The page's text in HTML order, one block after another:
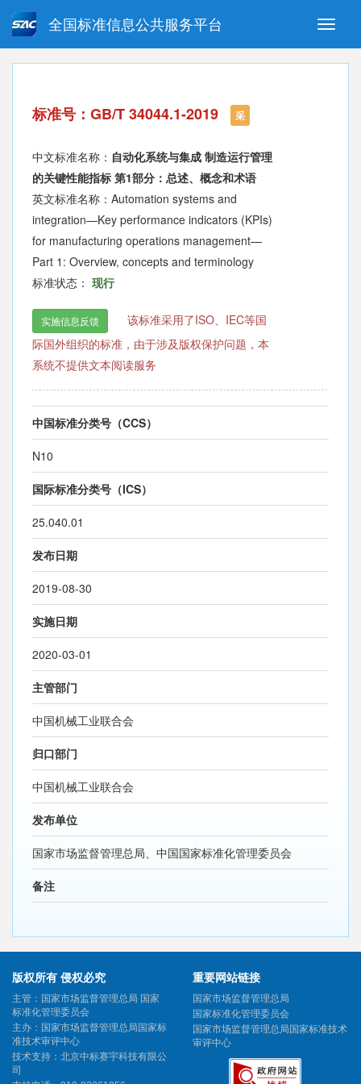
Toggle
全国标准信息公共服务平台
强制性国家标准 推荐性国家标准
指导性技术文件 (National standards in foreign
language version)
标准号：GB/T 34044.1-2019 采
中文标准名称： 自动化系统与集成 制造运行管理
的关键性能指标 第1部分：总述、概念和术语
英文标准名称：Automation systems and
integration—Key performance indicators (KPIs)
for manufacturing operations management—
Part 1: Overview, concepts and terminology
标准状态： 现行
实施信息反馈
该标准采用了ISO、IEC等国
际国外组织的标准，由于涉及版权保护问题，本
系统不提供文本阅读服务
中国标准分类号（CCS）
N10
国际标准分类号（ICS）
25.040.01
发布日期
2019-08-30
实施日期
2020-03-01
主管部门
中国机械工业联合会
归口部门
中国机械工业联合会
发布单位
国家市场监督管理总局、中国国家标准化管理委员会
备注
版权所有 侵权必究
主管：国家市场监督管理总局 国家
标准化管理委员会
主办：国家市场监督管理总局国家标
准技术审评中心
技术支持：北京中标赛宇科技有限公
司
重要网站链接
国家市场监督管理总局
国家标准化管理委员会
国家市场监督管理总局国家标准技术
审评中心